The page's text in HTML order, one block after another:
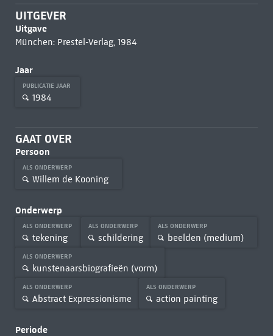
UITGEVER
Uitgave
München: Prestel-Verlag, 1984
Jaar
PUBLICATIE JAAR
1984
GAAT OVER
Persoon
ALS ONDERWERP
Willem de Kooning
Onderwerp
ALS ONDERWERP
tekening
ALS ONDERWERP
schildering
ALS ONDERWERP
beelden (medium)
ALS ONDERWERP
kunstenaarsbiografieën (vorm)
ALS ONDERWERP
Abstract Expressionisme
ALS ONDERWERP
action painting
Periode